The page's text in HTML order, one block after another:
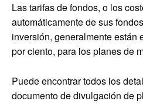
Las tarifas de fondos, o los
automáticamente de sus
inversión, generalmente están
por ciento, para los planes de
Puede encontrar todos los
documento de divulgación de